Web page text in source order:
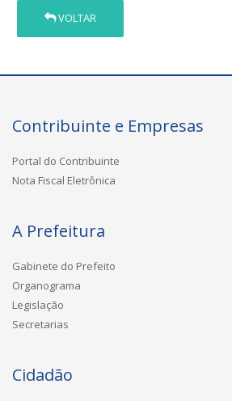
VOLTAR
Contribuinte e Empresas
Portal do Contribuinte
Nota Fiscal Eletrônica
A Prefeitura
Gabinete do Prefeito
Organograma
Legislação
Secretarias
Cidadão